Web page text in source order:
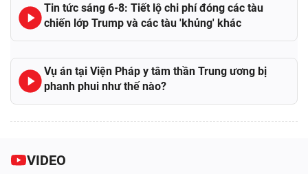
Tin tức sáng 6-8: Tiết lộ chi phí đóng các tàu
chiến lớp Trump và các tàu 'khủng' khác
Vụ án tại Viện Pháp y tâm thần Trung ương bị
phanh phui như thế nào?
VIDEO